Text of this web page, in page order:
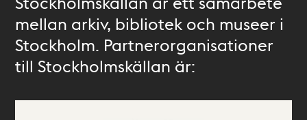
mellan arkiv, bibliotek och museer i
Stockholm. Partnerorganisationer
till Stockholmskällan är: